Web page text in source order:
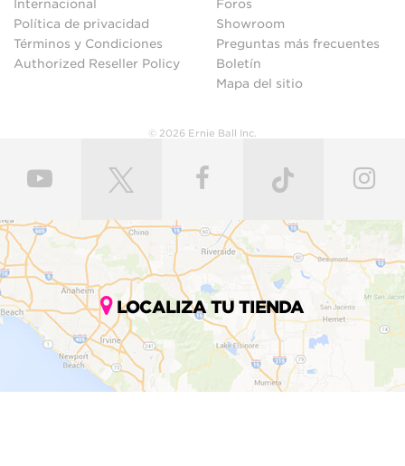
Internacional
Política de privacidad
Términos y Condiciones
Authorized Reseller Policy
Foros
Showroom
Preguntas más frecuentes
Boletín
Mapa del sitio
© 2026 Ernie Ball Inc.
LOCALIZA TU TIENDA